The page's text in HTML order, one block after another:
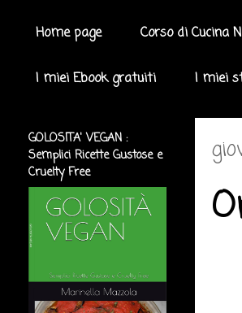
Home page Corso di Cucina
I miei Ebook gratuiti I miei
GOLOSITA' VEGAN :
Semplici Ricette Gustose e
Cruelty Free